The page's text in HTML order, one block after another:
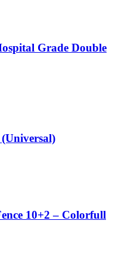
Grade Double
10+2 – Colorfull